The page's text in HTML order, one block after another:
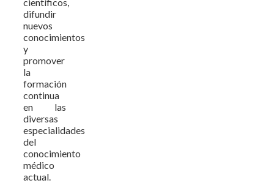
difundir
nuevos
conocimientos
y
promover
la
formación
continua
en las
diversas
especialidades
del
conocimiento
médico
actual.